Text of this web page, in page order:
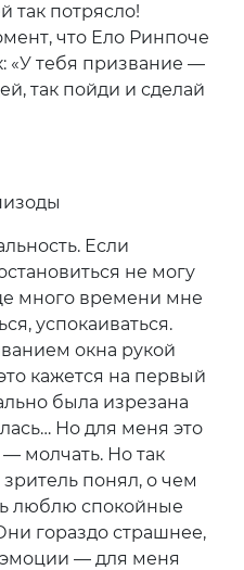
так потрясло!
что Ело Ринпоче
«У тебя призвание —
так пойди и сделай
Если
не могу
много времени мне
успокаиваться.
окна рукой
кажется на первый
была изрезана
Но для меня это
молчать. Но так
понял, о чем
люблю спокойные
гораздо страшнее,
— для меня